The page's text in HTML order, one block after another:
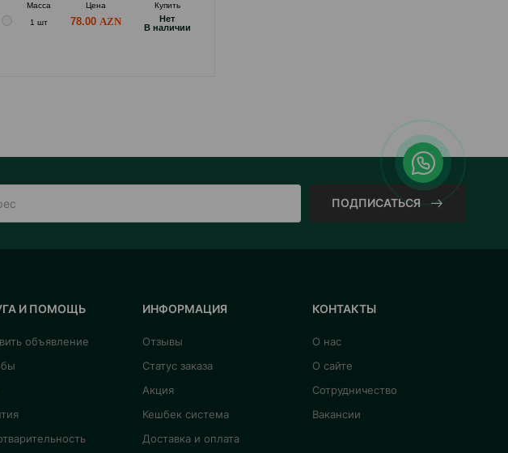
Масса Цена
Купить
1 шт
78.00
Hет
B наличии
ПОДПИСАТЬСЯ
И ПОМОЩЬ
объявление
ИНФОРМАЦИЯ
Отзывы
Статус заказа
Акция
Кешбек система
Доставка и оплата
КОНТАКТЫ
О нас
О сайте
Сотрудничество
Вакансии